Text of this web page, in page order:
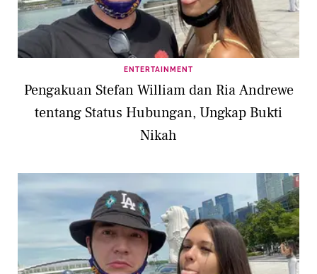
ENTERTAINMENT
Pengakuan Stefan William dan Ria Andrewe
tentang Status Hubungan, Ungkap Bukti
Nikah